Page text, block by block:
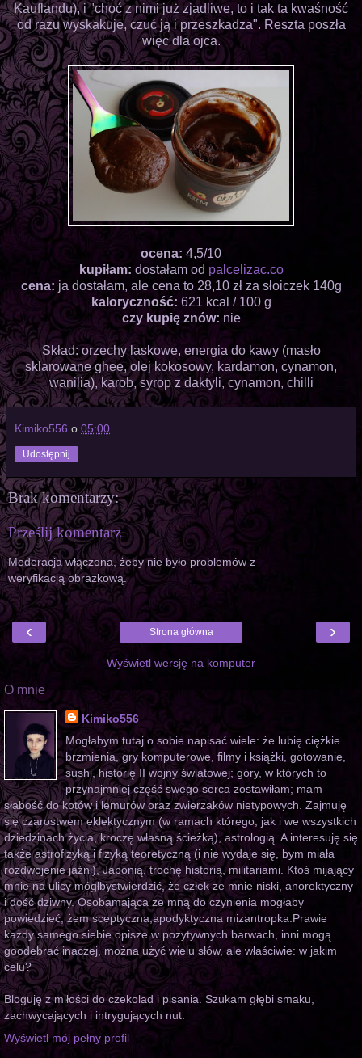
Kauflandu), i "choć z nimi już zjadliwe, to i tak ta kwaśność
od razu wyskakuje, czuć ją i przeszkadza". Reszta poszła
więc dla ojca.
ocena: 4,5/10
kupiłam: dostałam od palcelizac.co
cena: ja dostałam, ale cena to 28,10 zł za słoiczek 140g
kaloryczność: 621 kcal / 100 g
czy kupię znów: nie
Skład: orzechy laskowe, energia do kawy (masło
sklarowane ghee, olej kokosowy, kardamon, cynamon,
wanilia), karob, syrop z daktyli, cynamon, chilli
Kimiko556 o 05:00
Udostępnij
Brak komentarzy:
Prześlij komentarz
Moderacja włączona, żeby nie było problemów z
weryfikacją obrazkową.
‹ ›
Strona główna
Wyświetl wersję na komputer
O mnie
Kimiko556
Mogłabym tutaj o sobie napisać wiele: że lubię ciężkie
brzmienia, gry komputerowe, filmy i książki, gotowanie,
sushi, historię II wojny światowej; góry, w których to
przynajmniej część swego serca zostawiłam; mam
słabość do kotów i lemurów oraz zwierzaków nietypowych. Zajmuję
się czarostwem eklektycznym (w ramach którego, jak i we wszystkich
dziedzinach życia, kroczę własną ścieżką), astrologią. A interesuję się
także astrofizyką i fizyką teoretyczną (i nie wydaje się, bym miała
rozdwojenie jaźni), Japonią, trochę historią, militariami. Ktoś mijający
mnie na ulicy mógłbystwierdzić, że człek ze mnie niski, anorektyczny
i dość dziwny. Osobamająca ze mną do czynienia mogłaby
powiedzieć, żem sceptyczna,apodyktyczna mizantropka.Prawie
każdy samego siebie opisze w pozytywnych barwach, inni mogą
goodebrać inaczej, można użyć wielu słów, ale właściwie: w jakim
celu?
Bloguję z miłości do czekolad i pisania. Szukam głębi smaku,
zachwycających i intrygujących nut.
Wyświetl mój pełny profil